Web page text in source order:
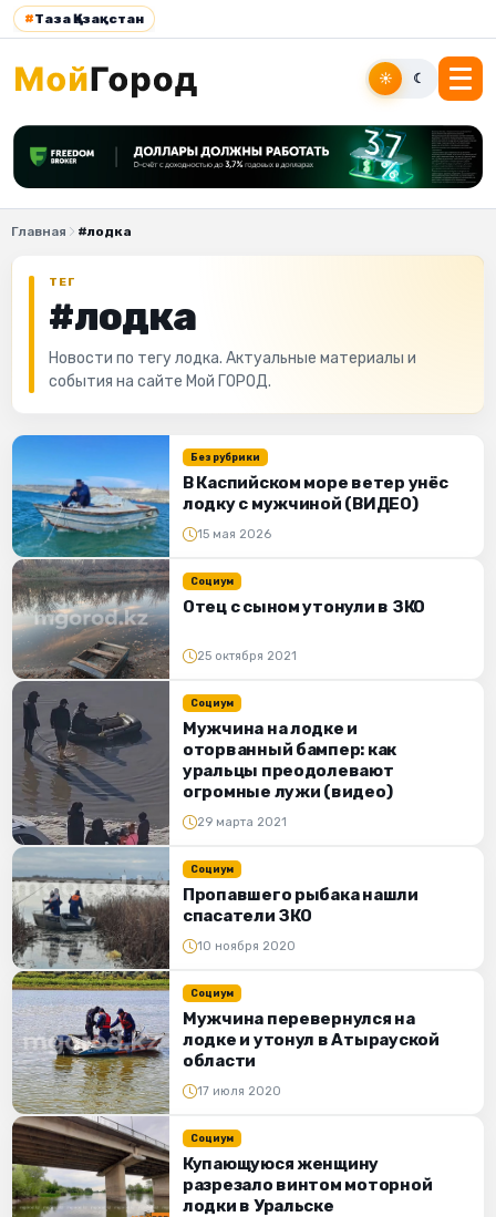
#Таза Қазақстан
☀ ☾
Главная #лодка
ТЕГ
#лодка
Новости по тегу лодка. Актуальные материалы и
события на сайте Мой ГОРОД.
Без рубрики
В Каспийском море ветер унёс
лодку с мужчиной (ВИДЕО)
15 мая 2026
Социум
Отец с сыном утонули в ЗКО
25 октября 2021
Социум
Мужчина на лодке и
оторванный бампер: как
уральцы преодолевают
огромные лужи (видео)
29 марта 2021
Социум
Пропавшего рыбака нашли
спасатели ЗКО
10 ноября 2020
Социум
Мужчина перевернулся на
лодке и утонул в Атырауской
области
17 июля 2020
Социум
Купающуюся женщину
разрезало винтом моторной
лодки в Уральске